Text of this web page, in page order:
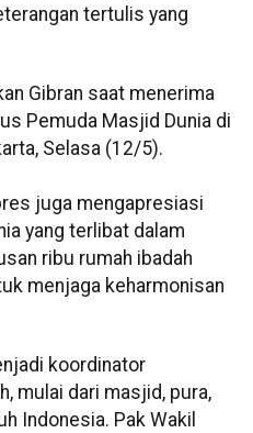
tertulis yang
Gibran saat menerima
Pemuda Masjid Dunia di
Selasa (12/5).
juga mengapresiasi
yang terlibat dalam
ribu rumah ibadah
menjaga keharmonisan
koordinator
mulai dari masjid, pura,
Indonesia. Pak Wakil